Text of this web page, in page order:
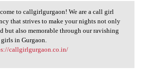
to callgirlgurgaon!
to callgirlgurgaon! We are a call girl
that strives to make your nights not only
but also memorable through our ravishing
in Gurgaon.
callgirlgurgaon.co.in/